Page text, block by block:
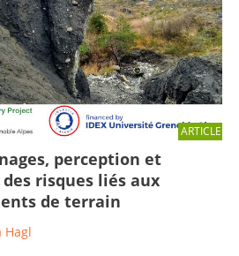
ARTICLE
perception et
risques liés aux
de terrain
Hagl